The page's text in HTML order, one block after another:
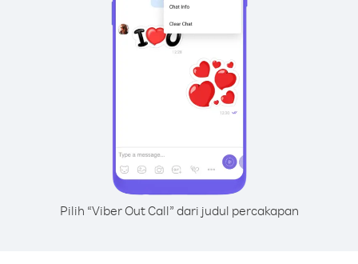
Pilih “Viber Out Call” dari judul percakapan